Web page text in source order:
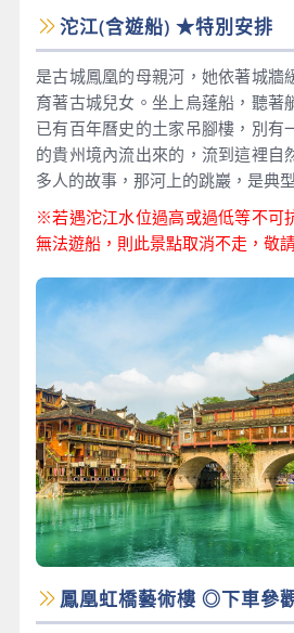
沱江(含遊船) ★特別安排
是古城鳳凰的母親河，她依著城牆
育著古城兒女。坐上烏蓬船，聽著
已有百年曆史的土家吊腳樓，別有
的貴州境內流出來的，流到這裡自
多人的故事，那河上的跳巖，是典
※若遇沱江水位過高或過低等不可
無法遊船，則此景點取消不走，敬
鳳凰虹橋藝術樓 ◎下車參